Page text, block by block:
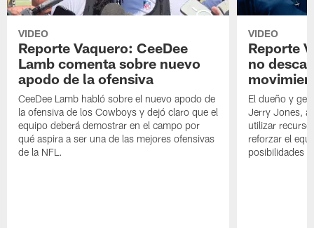
VIDEO
Reporte Vaquero: CeeDee
Lamb comenta sobre nuevo
apodo de la ofensiva
CeeDee Lamb habló sobre el nuevo apodo de
la ofensiva de los Cowboys y dejó claro que el
equipo deberá demostrar en el campo por
qué aspira a ser una de las mejores ofensivas
de la NFL.
VIDEO
Reporte
no
El dueño y
Jerry Jones,
utilizar
reforzar el
posibilidades